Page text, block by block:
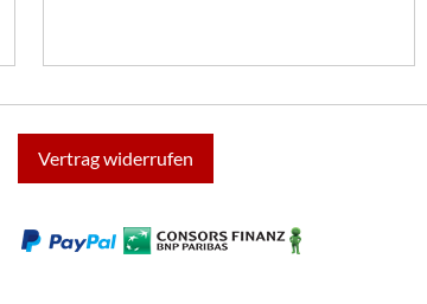
Vertrag widerrufen